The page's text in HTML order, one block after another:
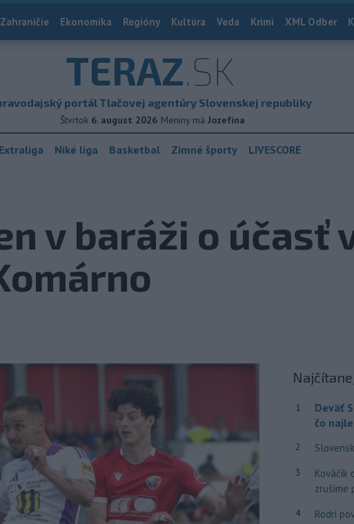
Zahraničie Ekonomika Regióny Kultúra Veda Krimi XML Odber
TERAZ.SK
portál Tlačovej agentúry Slovenskej republiky
Štvrtok 6. august 2026 Meniny má Jozefína
Niké liga Basketbal Zimné športy LIVESCORE
v baráži o účasť
1
Deväť
čo
2
3
Kováčik
zrušíme
4
Rodri